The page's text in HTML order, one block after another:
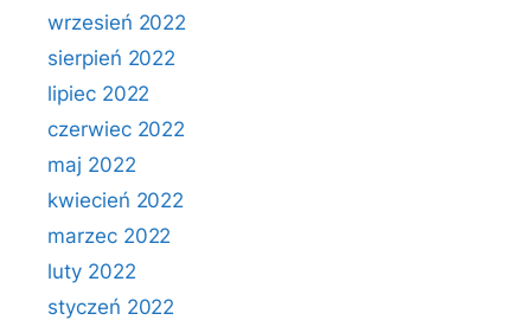
wrzesień 2022
sierpień 2022
lipiec 2022
czerwiec 2022
maj 2022
kwiecień 2022
marzec 2022
luty 2022
styczeń 2022